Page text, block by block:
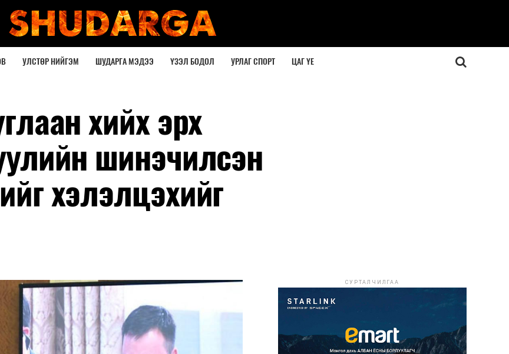
УЛСТӨР НИЙГЭМ ШУДАРГА МЭДЭЭ ҮЗЭЛ БОДОЛ УРЛАГ СПОРТ ЦАГ ҮЕ
хийх эрх
шинэчилсэн
хэлэлцэхийг
СУРТАЛЧИЛГАА